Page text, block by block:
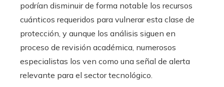
podrían disminuir de forma notable los recursos
cuánticos requeridos para vulnerar esta clase de
protección, y aunque los análisis siguen en
proceso de revisión académica, numerosos
especialistas los ven como una señal de alerta
relevante para el sector tecnológico.